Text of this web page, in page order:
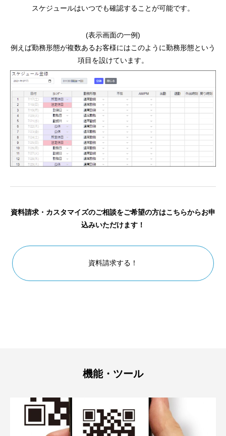
スケジュールはいつでも確認することが可能です。
(表示画面の一例)
例えば勤務形態が複数あるお客様にはこのように勤務形態という
項目を設けています。
資料請求・カスタマイズのご相談をご希望の方はこちらからお申
込みいただけます！
資料請求する！
機能・ツール